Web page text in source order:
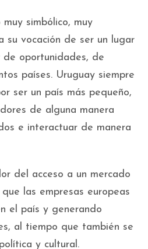
simbólico, muy
su vocación de ser un lugar
de oportunidades, de
países. Uruguay siempre
ser un país más pequeño,
de alguna manera
e interactuar de manera
del acceso a un mercado
las empresas europeas
el país y generando
al tiempo que también se
y cultural.